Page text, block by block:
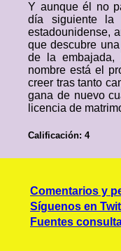
Y aunque él no
día siguiente la
estadounidense,
que descubre
de la embajada,
nombre está el
creer tras tanto
gana de nuevo
licencia de
Calificación: 4
Comentarios y
Síguenos en
Fuentes